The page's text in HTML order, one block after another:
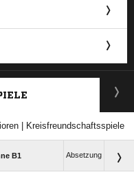
| Kreisfreundschaftsspiele
B1 Absetzung